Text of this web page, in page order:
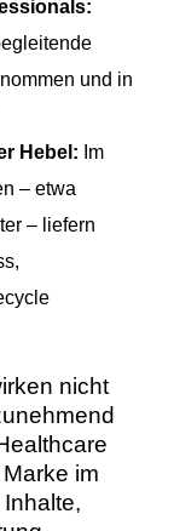
und in
Hebel: Im
– etwa
– liefern
nicht
im